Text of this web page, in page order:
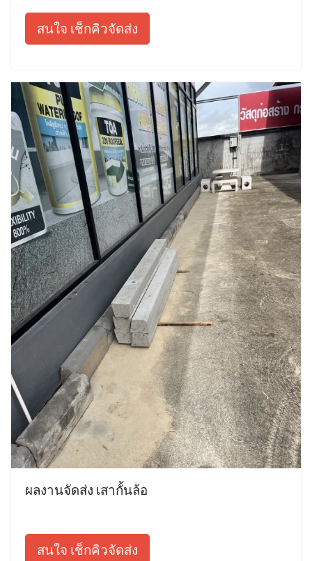
สนใจ เช็กคิวจัดส่ง
ผลงานจัดส่ง เสากั้นล้อ
สนใจ เช็กคิวจัดส่ง